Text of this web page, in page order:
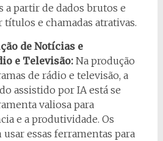
partir de dados brutos e
e chamadas atrativas.
de Notícias e
e Televisão:Na produção
de rádio e televisão, a
assistido por IA está se
valiosa para
e a produtividade. Os
essas ferramentas para